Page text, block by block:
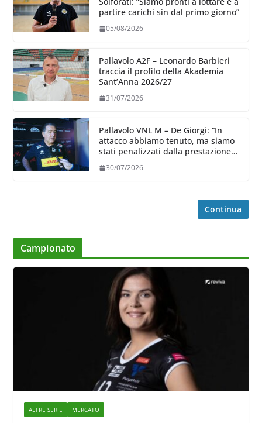
partire carichi sin dal primo giorno”
05/08/2026
Pallavolo A2F – Leonardo Barbieri
traccia il profilo della Akademia
Sant’Anna 2026/27
31/07/2026
Pallavolo VNL M – De Giorgi: “In
attacco abbiamo tenuto, ma siamo
stati penalizzati dalla prestazione
30/07/2026
Continua
Campionato
ALTRE SERIE MERCATO